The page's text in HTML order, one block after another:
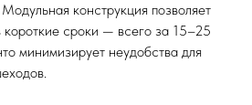
конструкция позволяет
короткие сроки — всего за 15–25
минимизирует неудобства для